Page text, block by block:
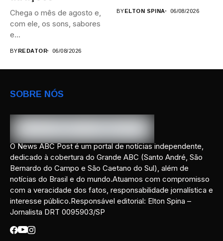
Chega o mês de agosto e,
com ele, os sons, sabores
e...
BYREDATOR 06/08/2026
BYELTON SPINA 06/08/2026
SOBRE NÓS
O News ABC Post é um portal de notícias independente,
dedicado à cobertura do Grande ABC (Santo André, São
Bernardo do Campo e São Caetano do Sul), além de
notícias do Brasil e do mundo.Atuamos com compromisso
com a veracidade dos fatos, responsabilidade jornalística e
interesse público.Responsável editorial: Elton Spina –
Jornalista DRT 0095903/SP